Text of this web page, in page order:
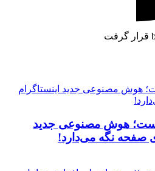
هوش مصنوعی جدید
صفحه نگه می‌دارد!